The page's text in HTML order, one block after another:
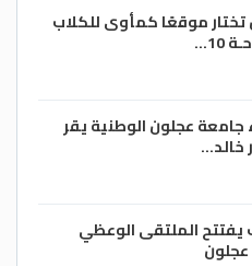
تختار موقعًا كمأوى للكلاب
عجلون الوطنية يقر
خالد…
يفتتح الملتقى الوعظي